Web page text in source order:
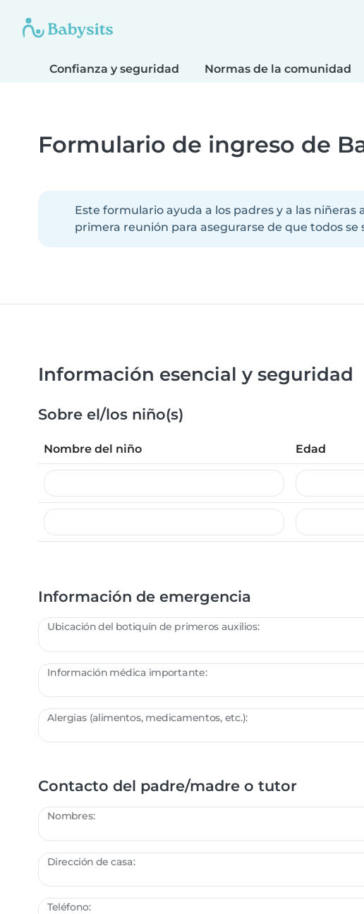
Confianza y seguridad Normas de la comunidad
Formulario de ingreso de
Este formulario ayuda a los padres y a las
primera reunión para asegurarse de que todos
Información esencial y seguridad
Sobre el/los niño(s)
Nombre del niño Edad
Información de emergencia
Ubicación del botiquín de primeros auxilios:
Información médica importante:
Alergias (alimentos, medicamentos, etc.):
Contacto del padre/madre o tutor
Nombres:
Dirección de casa:
Teléfono: